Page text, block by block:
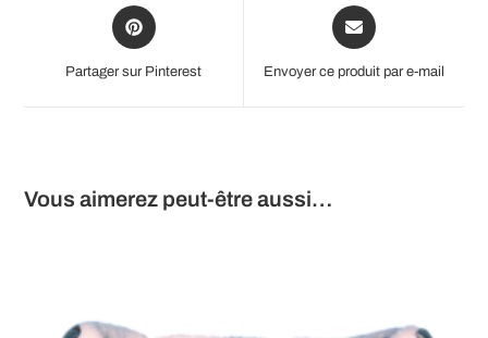
Opens
in
Partager sur Pinterest
Opens
in
new
Envoyer ce produit par e-mail
Vous aimerez peut-être aussi…